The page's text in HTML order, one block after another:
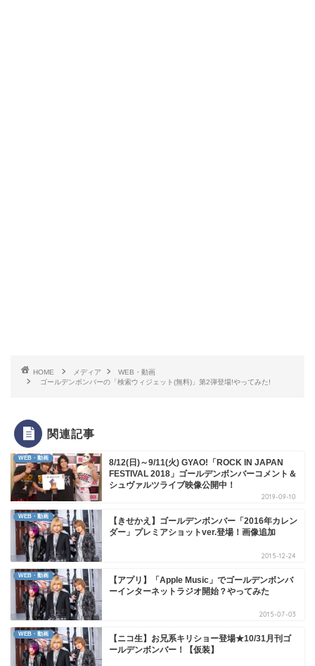
HOME メディア
WEB・動画
ゴールデンボンバーの「検索ウィジェット(無料)」第2弾登場!やってみた!
関連記事
WEB・動画
8/12(日)～9/11(火) GYAO!「ROCK IN JAPAN
FESTIVAL 2018」ゴールデンボンバーコメント＆
シュヴァルツライブ映像公開中！
2019-09-10
WEB・動画
【きせかえ】ゴールデンボンバー「2016年カレン
ダー」プレミアショットver.登場！画像追加
2015-12-24
WEB・動画
【アプリ】「Apple Music」でゴールデンボンバ
ーインターネットラジオ開始？やってみた
2015-07-03
WEB・動画
【ニコ生】お兄系キリショー登場★10/31月刊ゴ
ールデンボンバー！【仮装】